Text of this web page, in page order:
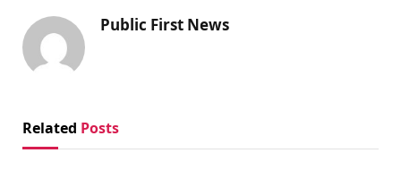
Public First News
Related Posts